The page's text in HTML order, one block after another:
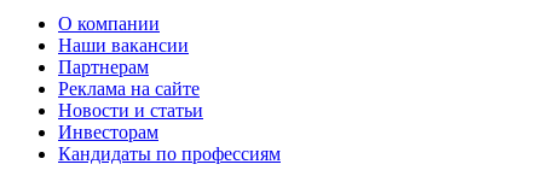
О компании
Наши вакансии
Партнерам
Реклама на сайте
Новости и статьи
Инвесторам
Кандидаты по профессиям